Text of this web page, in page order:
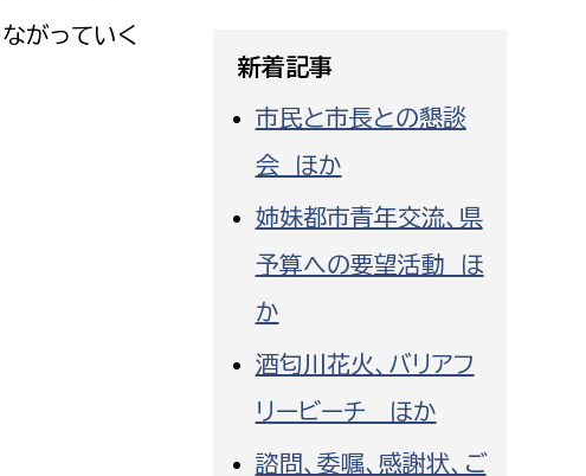
予防課
情報司令課
消防課
警防第1課
警防第2課
務局
局
監査事務局
監査事務局
がっていく
新着記事
市民と市長との懇談
会 ほか
姉妹都市青年交流、県
予算への要望活動 ほ
か
酒匂川花火、バリアフ
リービーチ ほか
諮問、委嘱、感謝状、ご